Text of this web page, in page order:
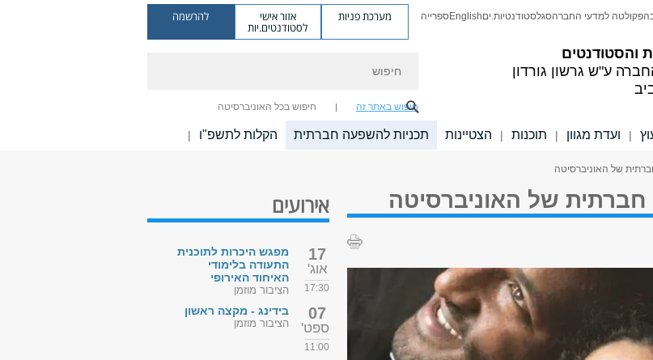
והסטודנטים
ע"ש גרשון גורדון
הפקולטה למדעי החברהסגלסטודנטיות.יםEnglishספרייה מערכת פניות אזור אישי
לסטודנטים.יות
להרשמה
חיפוש באתר זה חיפוש בכל האוניברסיטה
| ועדת מגוון | תוכנות | הצטיינות תכניות להשפעה חברתית הקלות לתשפ"ו |
של האוניברסיטה
של האוניברסיטה אירועים
17
אוג'
17:30
מפגש היכרות לתוכנית
התעודה בלימודי
האיחוד האירופי
הציבור מוזמן
07
ספט'
11:00
בידינג - מקצה ראשון
הציבור מוזמן